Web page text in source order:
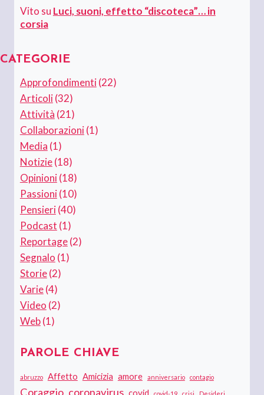
Vito su Luci, suoni, effetto “discoteca”… in
corsia
CATEGORIE
Approfondimenti(22)
Articoli(32)
Attività (21)
Collaborazioni(1)
Media (1)
Notizie(18)
Opinioni(18)
Passioni(10)
Pensieri(40)
Podcast (1)
Reportage(2)
Segnalo (1)
Storie(2)
Varie(4)
Video (2)
Web(1)
PAROLE CHIAVE
abruzzo Affetto Amicizia amore anniversario contagio
Coraggio coronavirus covid